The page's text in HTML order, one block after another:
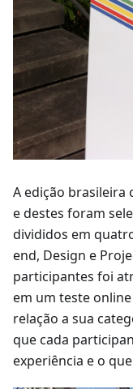
A edição brasileira
e destes foram
divididos em
end, Design e
participantes foi
em um teste
relação a sua
que cada
experiência e o